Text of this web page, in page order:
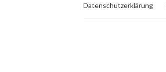
Datenschutzerklärung